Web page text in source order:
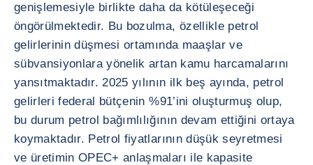
genişlemesiyle birlikte daha da kötüleşeceği
öngörülmektedir. Bu bozulma, özellikle petrol
gelirlerinin düşmesi ortamında maaşlar ve
sübvansiyonlara yönelik artan kamu harcamalarını
yansıtmaktadır. 2025 yılının ilk beş ayında, petrol
gelirleri federal bütçenin %91’ini oluşturmuş olup,
bu durum petrol bağımlılığının devam ettiğini ortaya
koymaktadır. Petrol fiyatlarının düşük seyretmesi
ve üretimin OPEC+ anlaşmaları ile kapasite